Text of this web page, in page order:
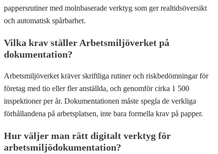
pappersrutiner med molnbaserade verktyg som ger realtidsöversikt
och automatisk spårbarhet.
Vilka krav ställer Arbetsmiljöverket på
dokumentation?
Arbetsmiljöverket kräver skriftliga rutiner och riskbedömningar för
företag med tio eller fler anställda, och genomför cirka 1 500
inspektioner per år. Dokumentationen måste spegla de verkliga
förhållandena på arbetsplatsen, inte bara formella krav på papper.
Hur väljer man rätt digitalt verktyg för
arbetsmiljödokumentation?